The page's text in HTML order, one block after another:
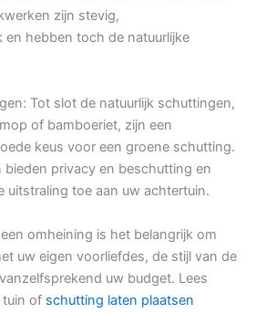
zijn stevig,
en hebben toch de natuurlijke
Tot slot de natuurlijk schuttingen,
of bamboeriet, zijn een
keus voor een groene schutting.
bieden privacy en beschutting en
uitstraling toe aan uw achtertuin.
omheining is het belangrijk om
uw eigen voorliefdes, de stijl van de
uw budget. Lees
tuin of schutting laten plaatsen